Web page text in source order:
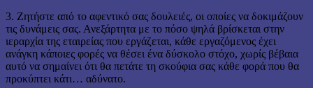
3. Ζητήστε από το αφεντικό σας δουλειές, οι οποίες να δοκιμάζουν
τις δυνάμεις σας. Ανεξάρτητα με το πόσο ψηλά βρίσκεται στην
ιεραρχία της εταιρείας που εργάζεται, κάθε εργαζόμενος έχει
ανάγκη κάποιες φορές να θέσει ένα δύσκολο στόχο, χωρίς βέβαια
αυτό να σημαίνει ότι θα πετάτε τη σκούφια σας κάθε φορά που θα
προκύπτει κάτι… αδύνατο.